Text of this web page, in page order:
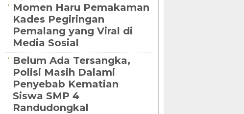
Momen Haru Pemakaman
Kades Pegiringan
Pemalang yang Viral di
Media Sosial
Belum Ada Tersangka,
Polisi Masih Dalami
Penyebab Kematian
Siswa SMP 4
Randudongkal